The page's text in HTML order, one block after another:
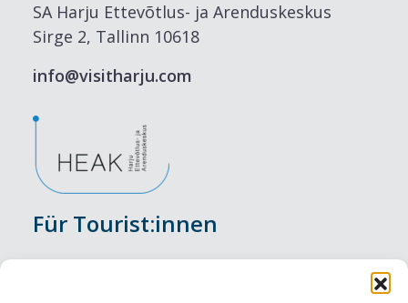
SA Harju Ettevõtlus- ja Arenduskeskus
Sirge 2, Tallinn 10618
info@visitharju.com
Für Tourist:innen